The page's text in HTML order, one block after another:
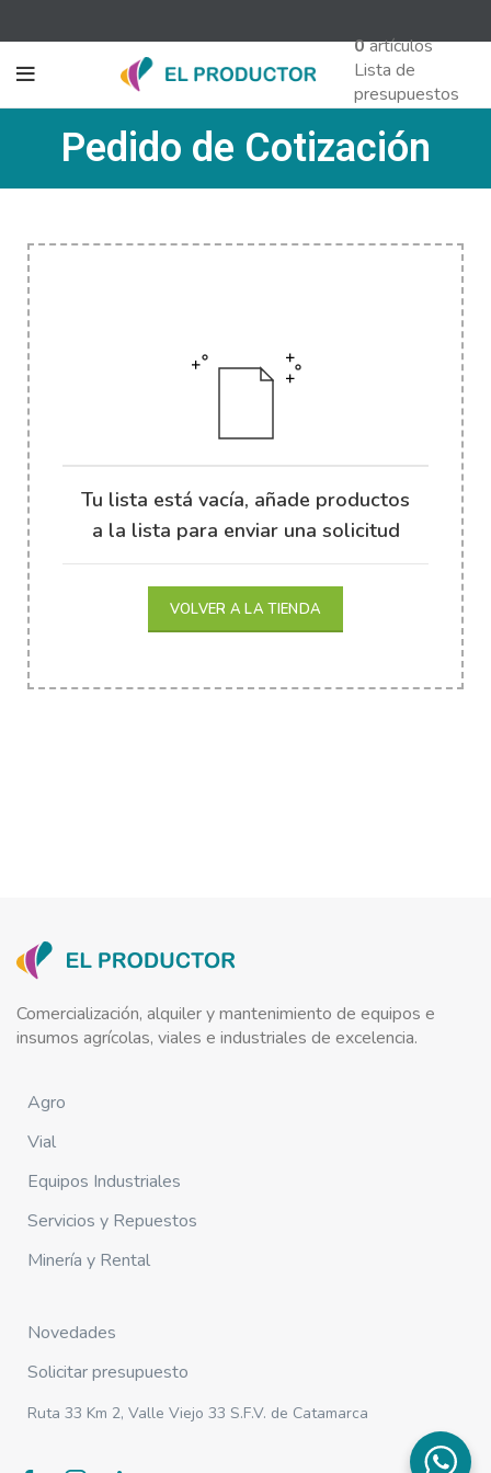
0artículos
Lista de
presupuestos
Pedido de Cotización
Tu lista está vacía, añade productos
a la lista para enviar una solicitud
VOLVER A LA TIENDA
Comercialización, alquiler y mantenimiento de equipos e
insumos agrícolas, viales e industriales de excelencia.
Agro
Vial
Equipos Industriales
Servicios y Repuestos
Minería y Rental
Novedades
Solicitar presupuesto
Ruta 33 Km 2, Valle Viejo 33 S.F.V. de Catamarca